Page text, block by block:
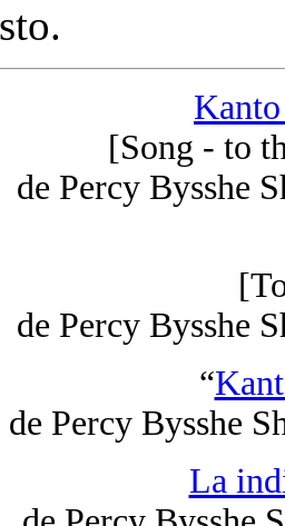
[Song - to
de Percy Bysshe
de Percy Bysshe
“
de Percy Bysshe
La